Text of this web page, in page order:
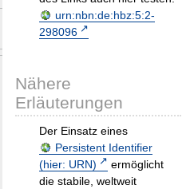
urn:nbn:de:hbz:5:2-
298096
Nähere
Erläuterungen
Der Einsatz eines
Persistent Identifier
(hier: URN)
ermöglicht
die stabile, weltweit